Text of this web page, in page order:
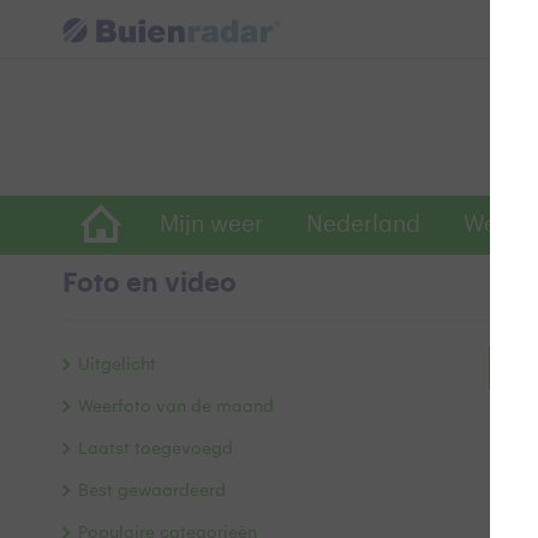
Mijn weer Nederland
Foto en video
Uitgelicht
Weerfoto van de maand
Laatst toegevoegd
Best gewaardeerd
Populaire categorieën